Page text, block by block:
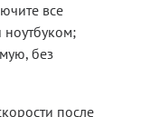
все
ноутбуком;
без
после